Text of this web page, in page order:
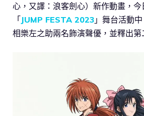
心，又譯：浪客劍心）新作動畫，
「JUMP FESTA 2023 」舞台活動
相樂左之助兩名飾演聲優，並釋出第